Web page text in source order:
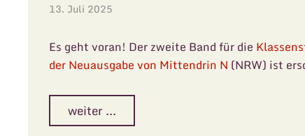
13. Juli 2025
Es geht voran! Der zweite Band für die
der Neuausgabe von Mittendrin N (NRW) ist
weiter ...